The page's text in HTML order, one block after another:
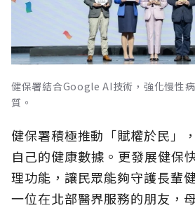
健保署結合Google AI技術，強化慢性
質。
健保署積極推動「賦權於民」
自己的健康數據。更發展健保
理功能，讓民眾能夠守護長輩
一位在北部醫界服務的朋友，